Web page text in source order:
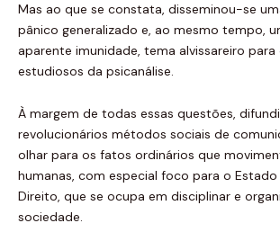
Mas ao que se constata, disseminou-se
pânico generalizado e, ao mesmo tempo,
aparente imunidade, tema alvissareiro para
estudiosos da psicanálise.
À margem de todas essas questões,
revolucionários métodos sociais de
olhar para os fatos ordinários que
humanas, com especial foco para o
Direito, que se ocupa em disciplinar e
sociedade.